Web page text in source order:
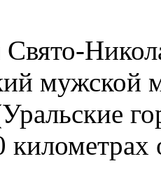
Свято-
мужской